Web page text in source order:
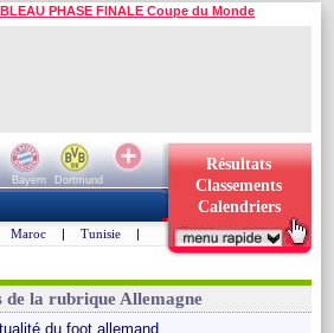
PHASE FINALE Coupe du Monde
Bayern
Dortmund
Résultats
Classements
Calendriers
Maroc | Tunisie |
de la rubrique Allemagne
du foot allemand